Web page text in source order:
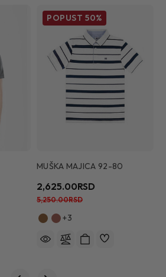
POPUST50%
MUŠKA MAJICA 92-80
2,625.00RSD
5,250.00RSD
+3